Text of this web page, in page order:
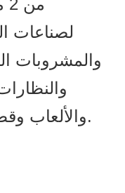
لصناعات
والمشروبات
والألعاب وقطع غيار السيارات والمزيد.